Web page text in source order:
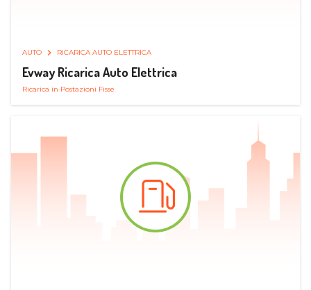
AUTO RICARICA AUTO ELETTRICA
Evway Ricarica Auto Elettrica
Ricarica in Postazioni Fisse